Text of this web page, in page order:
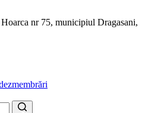
nr 75, municipiul Dragasani,